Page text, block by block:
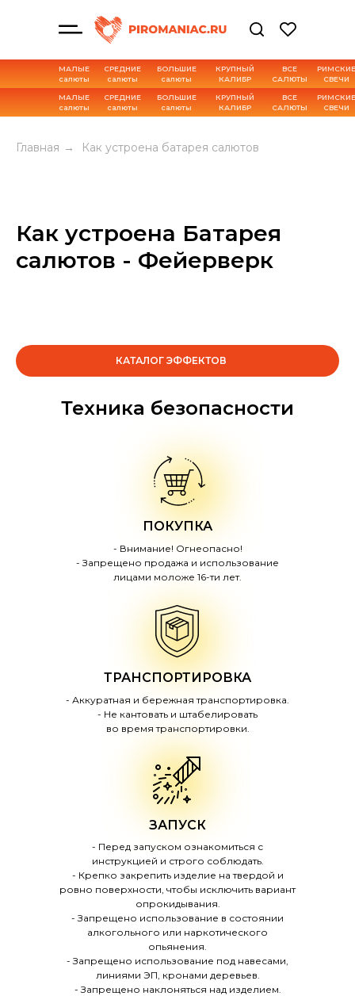
МАЛЫЕ
салюты
ВСЕ
САЛЮТЫ
СРЕДНИЕ
салюты
РИМСКИЕ
СВЕЧИ
БОЛЬШИЕ
салюты
КРУПНЫЙ
КАЛИБР
МАЛЫЕ
салюты
ВСЕ
САЛЮТЫ
СРЕДНИЕ
салюты
РИМСКИЕ
СВЕЧИ
БОЛЬШИЕ
салюты
КРУПНЫЙ
КАЛИБР
Главная → Как устроена батарея салютов
Как устроена Батарея
салютов - Фейерверк
КАТАЛОГ ЭФФЕКТОВ
ПОКУПКА
- Внимание! Огнеопасно!
- Запрещено продажа и использование
лицами моложе 16-ти лет.
ЗАПУСК
- Перед запуском ознакомиться с
инструкцией и строго соблюдать.
- Крепко закрепить изделие на твердой и
ровно поверхности, чтобы исключить вариант
опрокидывания.
- Запрещено использование в состоянии
алкогольного или наркотического
опьянения.
- Запрещено использование под навесами,
линиями ЭП, кронами деревьев.
- Запрещено наклоняться над изделием.
ТРАНСПОРТИРОВКА
- Аккуратная и бережная транспортировка.
- Не кантовать и штабелировать
во время транспортировки.
Техника безопасности